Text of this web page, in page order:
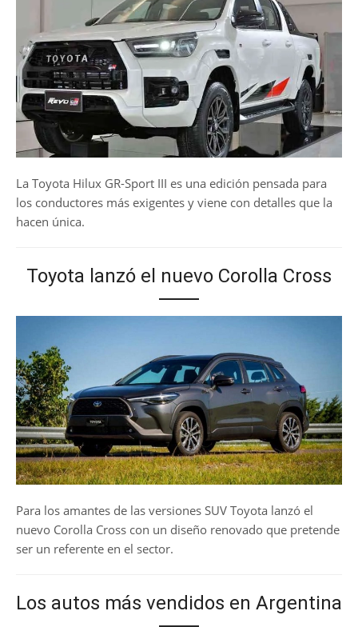
La Toyota Hilux GR-Sport III es una edición pensada para
los conductores más exigentes y viene con detalles que la
hacen única.
Toyota lanzó el nuevo Corolla Cross
Para los amantes de las versiones SUV Toyota lanzó el
nuevo Corolla Cross con un diseño renovado que pretende
ser un referente en el sector.
Los autos más vendidos en Argentina